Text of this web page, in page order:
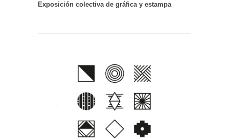
Exposición colectiva de gráfica y estampa